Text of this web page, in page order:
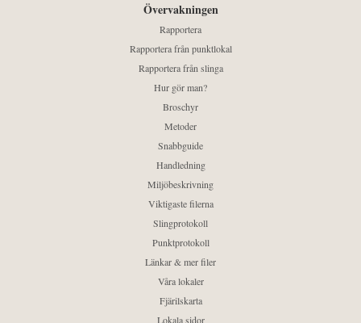
Övervakningen
Rapportera
Rapportera från punktlokal
Rapportera från slinga
Hur gör man?
Broschyr
Metoder
Snabbguide
Handledning
Miljöbeskrivning
Viktigaste filerna
Slingprotokoll
Punktprotokoll
Länkar & mer filer
Våra lokaler
Fjärilskarta
Lokala sidor